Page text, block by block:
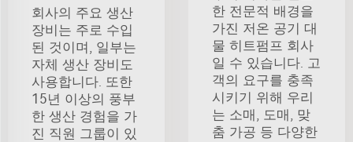
회사의 주요 생산
장비는 주로 수입
된 것이며, 일부는
자체 생산 장비도
사용합니다. 또한
15년 이상의 풍부
한 생산 경험을 가
진 직원 그룹이 있
한 전문적 배경을
가진 저온 공기 대
물 히트펌프 회사
일 수 있습니다. 고
객의 요구를 충족
시키기 위해 우리
는 소매, 도매, 맞
춤 가공 등 다양한